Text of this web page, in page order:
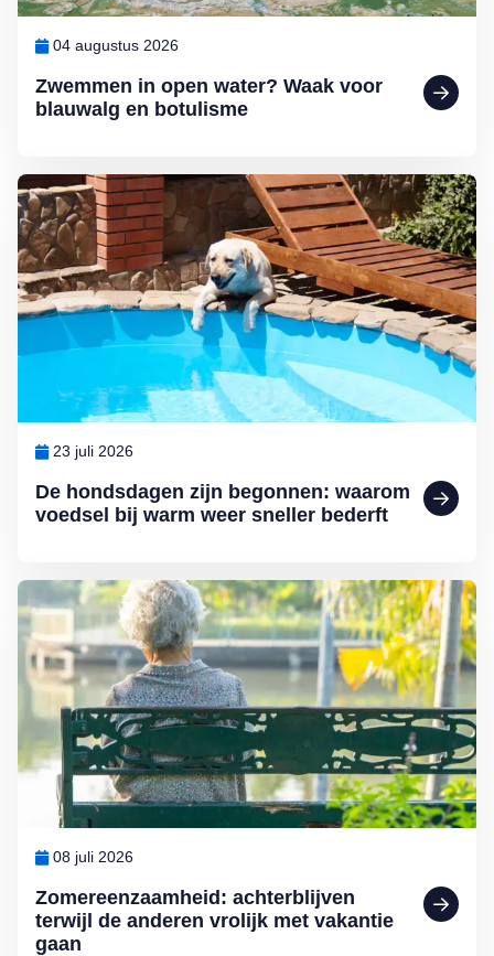
Zwemmen in open water? Waak voor
blauwalg en botulisme
04 augustus 2026
De hondsdagen zijn begonnen: waarom
voedsel bij warm weer sneller bederft
23 juli 2026
Lees meer over De hondsdagen zijn begonnen: waarom voedsel
Zomereenzaamheid: achterblijven
terwijl de anderen vrolijk met vakantie
gaan
08 juli 2026
Lees meer over Zomereenzaamheid: achterblijven terwijl de